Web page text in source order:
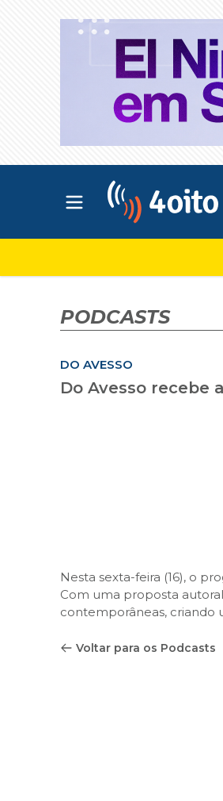
Abrir menu principal
PODCASTS
DO AVESSO
Do Avesso recebe
Nesta sexta-feira (16), o
Com uma proposta
contemporâneas, criando
Voltar para os Podcasts